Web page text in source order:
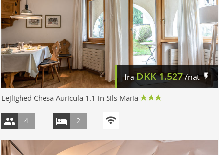
fraDKK1.527/nat
Lejlighed Chesa Auricula 1.1 in Sils Maria
4 2